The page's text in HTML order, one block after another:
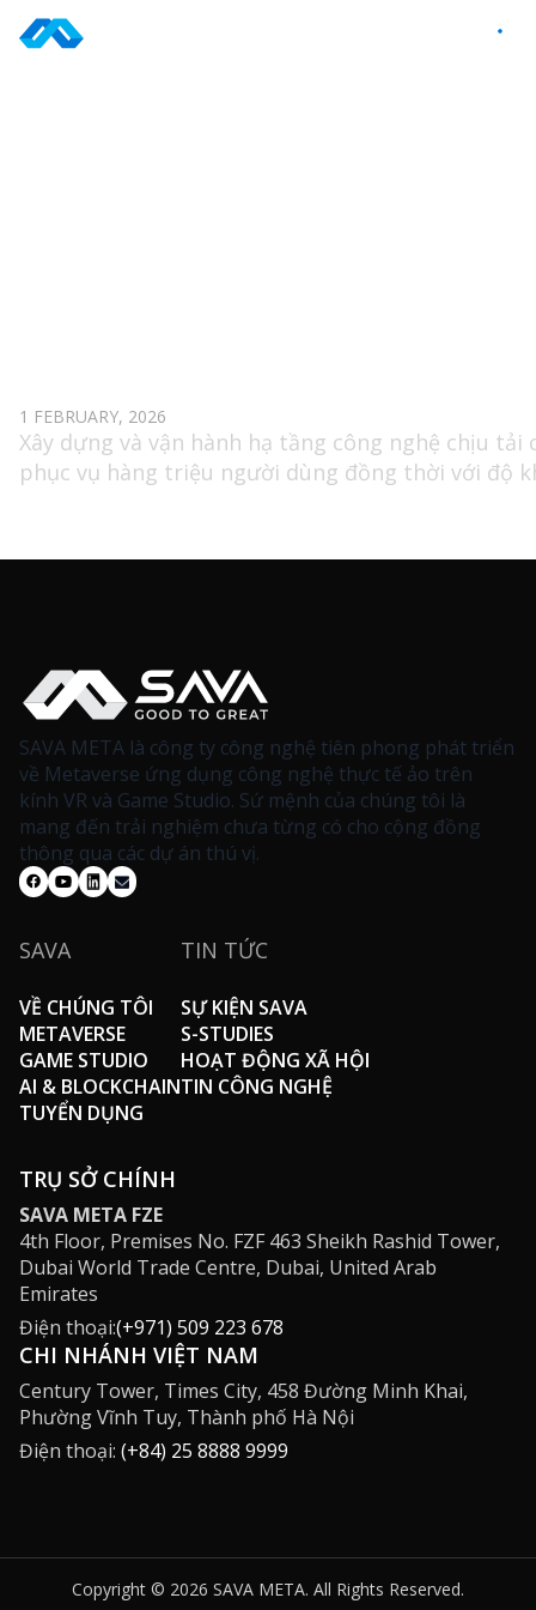
Skip
1 FEBRUARY, 2026
Xây dựng và vận hành hạ tầng công nghệ chịu tải
phục vụ hàng triệu người dùng đồng thời với độ
SAVA META là công ty công nghệ tiên phong phát triển
về Metaverse ứng dụng công nghệ thực tế ảo trên
kính VR và Game Studio. Sứ mệnh của chúng tôi là
mang đến trải nghiệm chưa từng có cho cộng đồng
thông qua các dự án thú vị.
SAVA
VỀ CHÚNG TÔI
METAVERSE
GAME STUDIO
AI & BLOCKCHAIN
TUYỂN DỤNG
TIN TỨC
SỰ KIỆN SAVA
S-STUDIES
HOẠT ĐỘNG XÃ HỘI
TIN CÔNG NGHỆ
TRỤ SỞ CHÍNH
SAVA META FZE
4th Floor, Premises No. FZF 463 Sheikh Rashid Tower,
Dubai World Trade Centre, Dubai, United Arab
Emirates
Điện thoại:(+971) 509 223 678
CHI NHÁNH VIỆT NAM
Century Tower, Times City, 458 Đường Minh Khai,
Phường Vĩnh Tuy, Thành phố Hà Nội
Điện thoại: (+84) 25 8888 9999
Copyright © 2026 SAVA META. All Rights Reserved.